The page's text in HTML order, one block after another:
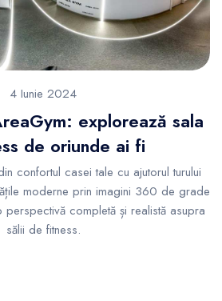
4 Iunie 2024
explorează sala
de oriunde ai fi
confortul casei tale cu ajutorul turului
moderne prin imagini 360 de grade
completă și realistă asupra
sălii de fitness.